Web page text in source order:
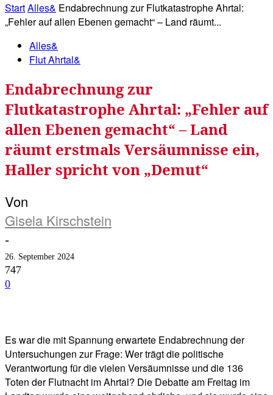
StartAlles& Endabrechnung zur Flutkatastrophe Ahrtal:
„Fehler auf allen Ebenen gemacht“ – Land räumt...
Alles&
Flut Ahrtal&
Endabrechnung zur
Flutkatastrophe Ahrtal: „Fehler auf
allen Ebenen gemacht“ – Land
räumt erstmals Versäumnisse ein,
Haller spricht von „Demut“
Von
Gisela Kirschstein
-
26. September 2024
747
0
Es war die mit Spannung erwartete Endabrechnung der
Untersuchungen zur Frage: Wer trägt die politische
Verantwortung für die vielen Versäumnisse und die 136
Toten der Flutnacht im Ahrtal? Die Debatte am Freitag im